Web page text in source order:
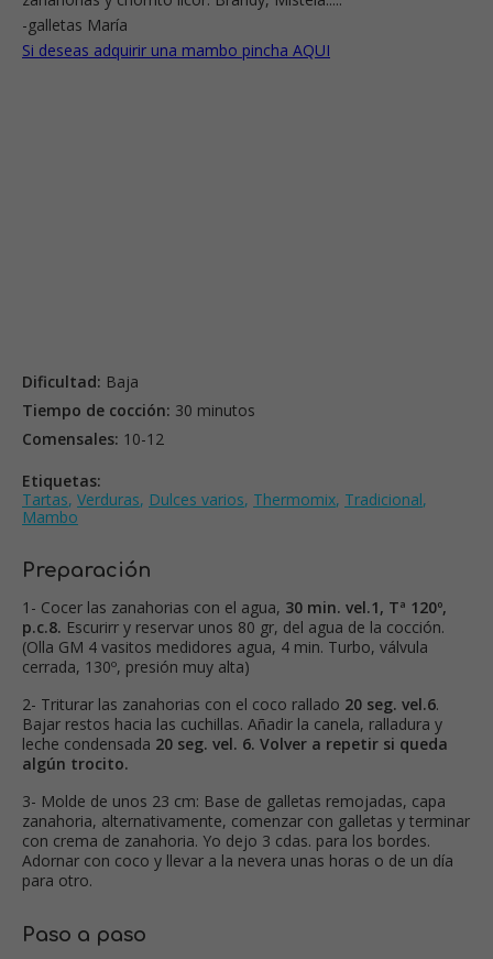
-galletas María
Si deseas adquirir una mambo pincha AQUI
Dificultad: Baja
Tiempo de cocción: 30 minutos
Comensales: 10-12
Etiquetas:
Tartas, Verduras, Dulces varios, Thermomix, Tradicional,
Mambo
Preparación
1- Cocer las zanahorias con el agua, 30 min. vel.1, Tª 120º,
p.c.8. Escurirr y reservar unos 80 gr, del agua de la cocción.
(Olla GM 4 vasitos medidores agua, 4 min. Turbo, válvula
cerrada, 130º, presión muy alta)
2- Triturar las zanahorias con el coco rallado 20 seg. vel.6.
Bajar restos hacia las cuchillas. Añadir la canela, ralladura y
leche condensada 20 seg. vel. 6. Volver a repetir si queda
algún trocito.
3- Molde de unos 23 cm: Base de galletas remojadas, capa
zanahoria, alternativamente, comenzar con galletas y terminar
con crema de zanahoria. Yo dejo 3 cdas. para los bordes.
Adornar con coco y llevar a la nevera unas horas o de un día
para otro.
Paso a paso